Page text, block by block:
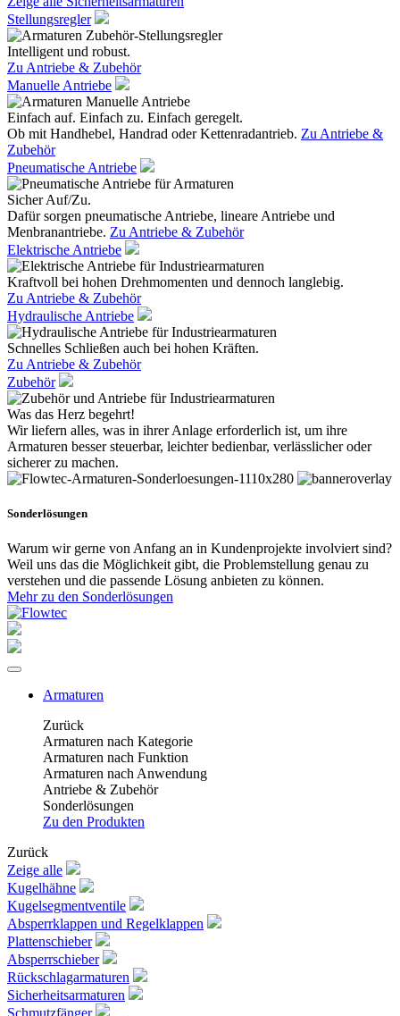
Stellungsregler
Intelligent und robust.
Zu Antriebe & Zubehör
Manuelle Antriebe
Einfach auf. Einfach zu. Einfach geregelt.
Ob mit Handhebel, Handrad oder Kettenradantrieb. Zu Antriebe &
Zubehör
Pneumatische Antriebe
Sicher Auf/Zu.
Dafür sorgen pneumatische Antriebe, lineare Antriebe und
Menbranantriebe. Zu Antriebe & Zubehör
Elektrische Antriebe
Kraftvoll bei hohen Drehmomenten und dennoch langlebig.
Zu Antriebe & Zubehör
Hydraulische Antriebe
Schnelles Schließen auch bei hohen Kräften.
Zu Antriebe & Zubehör
Zubehör
Was das Herz begehrt!
Wir liefern alles, was in ihrer Anlage erforderlich ist, um ihre
Armaturen besser steuerbar, leichter bedienbar, verlässlicher oder
sicherer zu machen.
Sonderlösungen
Warum wir gerne von Anfang an in Kundenprojekte involviert sind?
Weil uns das die Möglichkeit gibt, die Problemstellung genau zu
verstehen und die passende Lösung anbieten zu können.
Mehr zu den Sonderlösungen
Armaturen
Zurück
Armaturen nach Kategorie
Armaturen nach Funktion
Armaturen nach Anwendung
Antriebe & Zubehör
Sonderlösungen
Zu den Produkten
Zurück
Zeige alle
Kugelhähne
Kugelsegmentventile
Absperrklappen und Regelklappen
Plattenschieber
Absperrschieber
Rückschlagarmaturen
Sicherheitsarmaturen